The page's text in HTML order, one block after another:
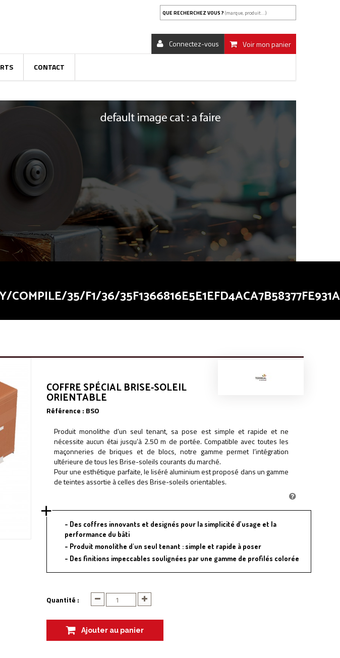
QUE RECHERCHEZ VOUS ? (marque, produit...)
Voir mon panier
Connectez-vous
CONTACT
on line91
35/F1/36/
COFFRE SPÉCIAL BRISE-SOLEIL
ORIENTABLE
Référence : BSO
Produit monolithe d’un seul tenant, sa pose est simple et rapide et ne
nécessite aucun étai jusqu’à 2.50 m de portée. Compatible avec toutes les
maçonneries de briques et de blocs, notre gamme permet l’intégration
ultérieure de tous les Brise-soleils courants du marché.
Pour une esthétique parfaite, le liséré aluminium est proposé dans un gamme
de teintes assortie à celles des Brise-soleils orientables.
Des coffres innovants et designés pour la simplicité d’usage et la
performance du bâti
Produit monolithe d'un seul tenant : simple et rapide à poser
Des finitions impeccables soulignées par une gamme de profilés colorée
Quantité :
Ajouter au panier